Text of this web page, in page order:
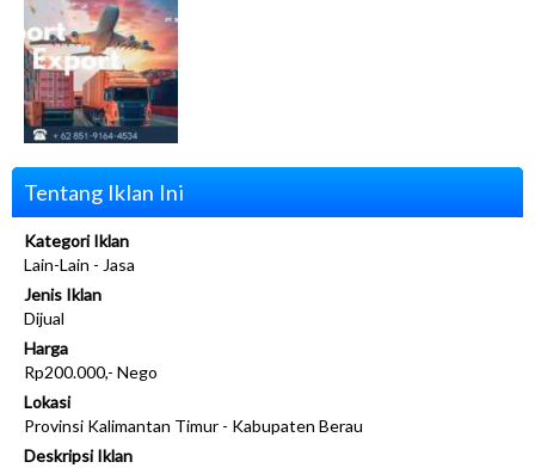
Tentang Iklan Ini
Kategori Iklan
Lain-Lain - Jasa
Jenis Iklan
Dijual
Harga
Rp200.000,- Nego
Lokasi
Provinsi Kalimantan Timur - Kabupaten Berau
Deskripsi Iklan